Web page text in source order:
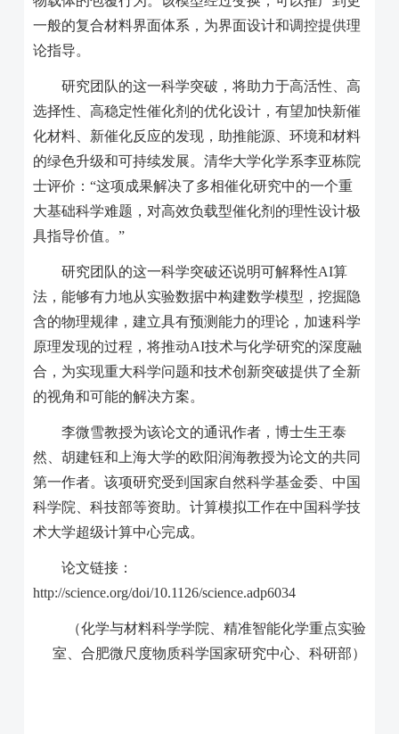
一般的复合材料界面体系，为界面设计和调控提供理
论指导。
研究团队的这一科学突破，将助力于高活性、高
选择性、高稳定性催化剂的优化设计，有望加快新催
化材料、新催化反应的发现，助推能源、环境和材料
的绿色升级和可持续发展。 清华大学化学系李亚栋院
士评价：“这项成果解决了多相催化研究中的一个重
大基础科学难题，对高效负载型催化剂的理性设计极
具指导价值。”
研究团队的这一科学突破还说明可解释性AI算
法，能够有力地从实验数据中构建数学模型，挖掘隐
含的物理规律，建立具有预测能力的理论，加速科学
原理发现的过程，将推动AI技术与化学研究的深度融
合，为实现重大科学问题和技术创新突破提供了全新
的视角和可能的解决方案。
李微雪教授为该论文的通讯作者，博士生王泰
然、胡建钰和上海大学的欧阳润海教授为论文的共同
第一作者。该项研究受到国家自然科学基金委、中国
科学院、科技部等资助。计算模拟工作在中国科学技
术大学超级计算中心完成。
论文链接：
http://science.org/doi/10.1126/science.adp6034
（化学与材料科学学院、精准智能化学重点实验
室、合肥微尺度物质科学国家研究中心、科研部）